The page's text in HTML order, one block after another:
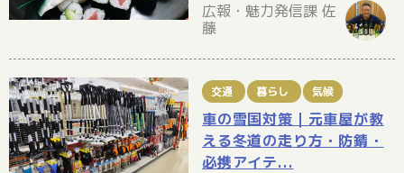
広報・魅力発信課 佐
藤
交通 暮らし 気候
車の雪国対策｜元車屋が教
える冬道の走り方・防錆・
必携アイテ...